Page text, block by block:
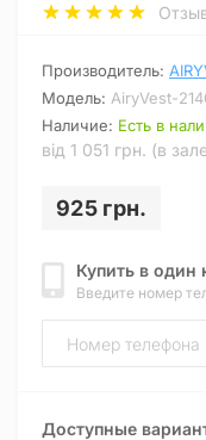
Производитель:
Модель: AiryVest-
Наличие: Есть в
від 1 051 грн. (в
925 грн.
Купить в один
Введите номер
Доступные